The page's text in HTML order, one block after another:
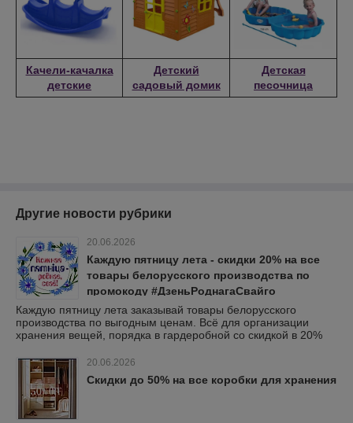
Качели-качалка
детские
Детский
садовый домик
Детская
песочница
Другие новости рубрики
20.06.2026
Каждую пятницу лета - скидки 20% на все
товары белорусского производства по
промокоду #ДзеньРоднагаСвайго
Каждую пятницу лета заказывай товары белорусского
производства по выгодным ценам. Всё для организации
хранения вещей, порядка в гардеробной со скидкой в 20%
20.06.2026
Скидки до 50% на все коробки для хранения